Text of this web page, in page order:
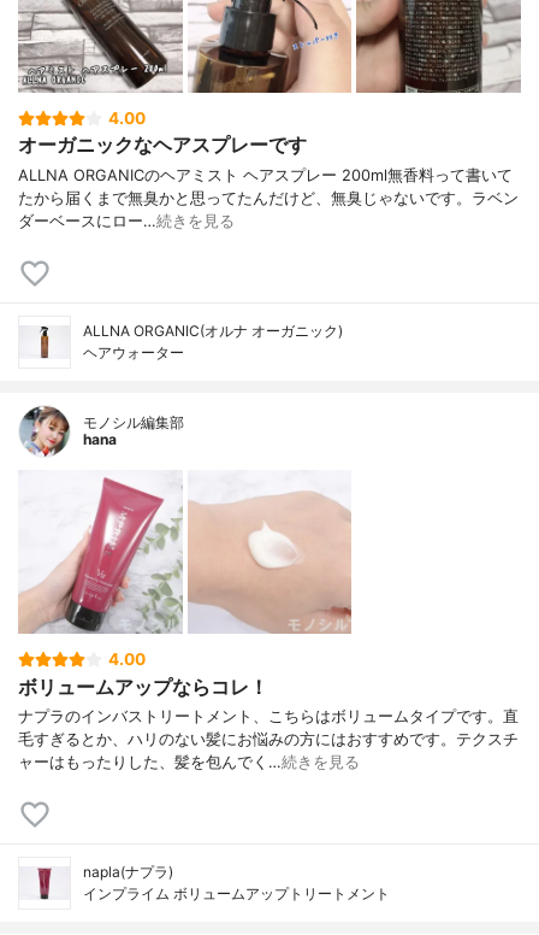
4.00
オーガニックなヘアスプレーです
ALLNA ORGANICのヘアミスト ヘアスプレー 200ml無香料って書いて
たから届くまで無臭かと思ってたんだけど、無臭じゃないです。ラベン
ダーベースにロー…続きを見る
ALLNA ORGANIC(オルナ オーガニック)
ヘアウォーター
モノシル編集部
hana
4.00
ボリュームアップならコレ！
ナプラのインバストリートメント、こちらはボリュームタイプです。直
毛すぎるとか、ハリのない髪にお悩みの方にはおすすめです。テクスチ
ャーはもったりした、髪を包んでく…続きを見る
napla(ナプラ)
インプライム ボリュームアップトリートメント